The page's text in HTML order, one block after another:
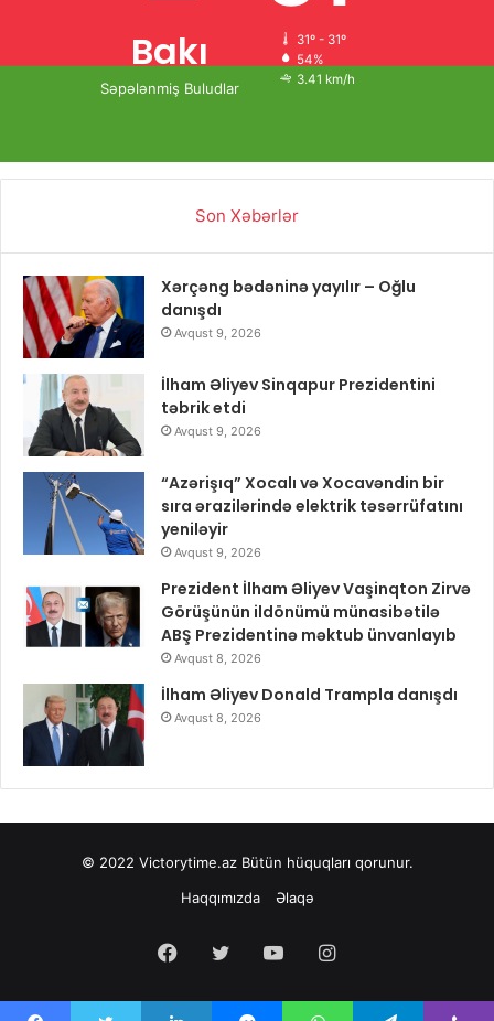
Bakı
Səpələnmiş Buludlar
31º - 31º
54%
3.41 km/h
Son Xəbərlər
Xərçəng bədəninə yayılır – Oğlu
danışdı
Avqust 9, 2026
İlham Əliyev Sinqapur Prezidentini
təbrik etdi
Avqust 9, 2026
“Azərişıq” Xocalı və Xocavəndin bir
sıra ərazilərində elektrik təsərrüfatını
yeniləyir
Avqust 9, 2026
Prezident İlham Əliyev Vaşinqton Zirvə
Görüşünün ildönümü münasibətilə
ABŞ Prezidentinə məktub ünvanlayıb
Avqust 8, 2026
İlham Əliyev Donald Trampla danışdı
Avqust 8, 2026
© 2022 Victorytime.azBütün hüquqları qorunur.
Haqqımızda
Əlaqə
Facebook
Twitter YouTubeInstagram